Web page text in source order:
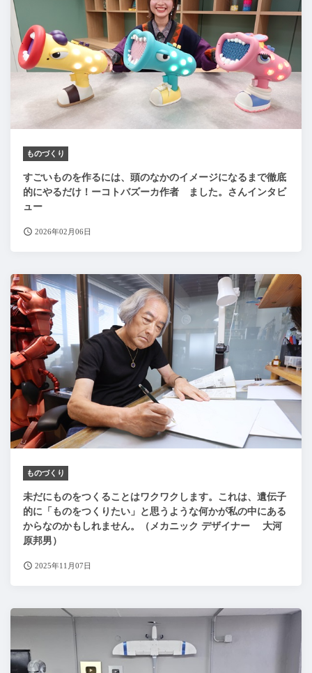
ものづくり
すごいものを作るには、頭のなかのイメージになるまで徹底
的にやるだけ！ーコトバズーカ作者 ました。さんインタビ
ュー
2026年02月06日
ものづくり
未だにものをつくることはワクワクします。これは、遺伝子
的に「ものをつくりたい」と思うような何かが私の中にある
からなのかもしれません。（メカニック デザイナー 大河
原邦男）
2025年11月07日